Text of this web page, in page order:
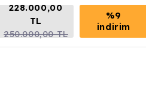
228.000,00
TL
250.000,00 TL
%9
indirim